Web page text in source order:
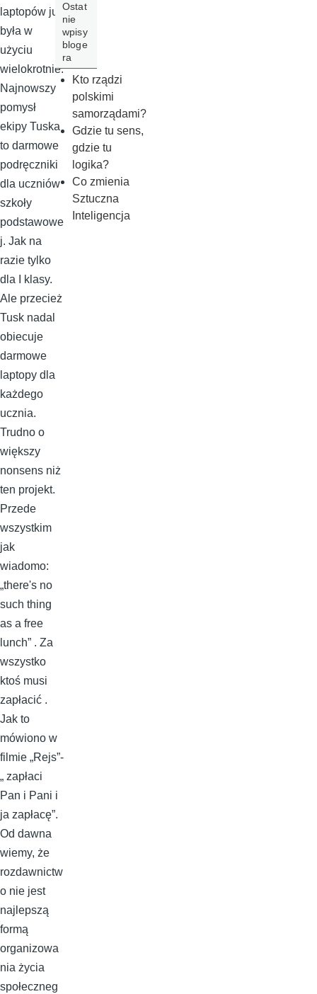
laptopów już
była w
użyciu
wielokrotnie.
Najnowszy
pomysł
ekipy Tuska
to darmowe
podręczniki
dla uczniów
szkoły
podstawowe
j. Jak na
razie tylko
dla I klasy.
Ale przecież
Tusk nadal
obiecuje
darmowe
laptopy dla
każdego
ucznia.
Trudno o
większy
nonsens niż
ten projekt.
Przede
wszystkim
jak
wiadomo:
„there's no
such thing
as a free
lunch” . Za
wszystko
ktoś musi
zapłacić .
Jak to
mówiono w
filmie „Rejs”-
„ zapłaci
Pan i Pani i
ja zapłacę”.
Od dawna
wiemy, że
rozdawnictw
o nie jest
najlepszą
formą
organizowa
nia życia
społeczneg
Ostat
nie
wpisy
bloge
ra
Kto rządzi
polskimi
samorządami?
Gdzie tu sens,
gdzie tu
logika?
Co zmienia
Sztuczna
Inteligencja